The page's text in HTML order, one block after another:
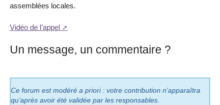
assemblées locales.
Vidéo de l’appel
Un message, un commentaire ?
Ce forum est modéré a priori : votre contribution n’apparaîtra
qu’après avoir été validée par les responsables.